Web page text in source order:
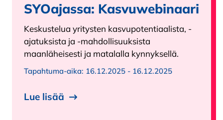
SYOajassa: Kasvuwebinaari
Keskustelua yritysten kasvupotentiaalista, -
ajatuksista ja -mahdollisuuksista
maanläheisesti ja matalalla kynnyksellä.
Tapahtuma-aika: 16.12.2025 - 16.12.2025
Lue lisää